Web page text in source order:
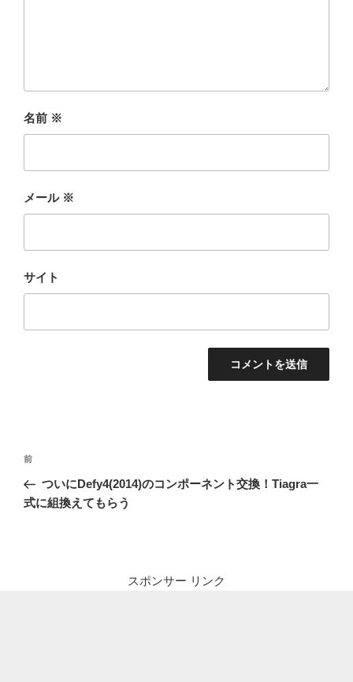
名前 ※
メール ※
サイト
投
ナ
前
の
投
前
ついにDefy4(2014)のコンポーネント交換！Tiagra一
式に組換えてもらう
スポンサー リンク